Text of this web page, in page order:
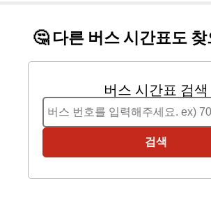
🤔 다른 버스 시간표도
버스 시간표 검색
검색